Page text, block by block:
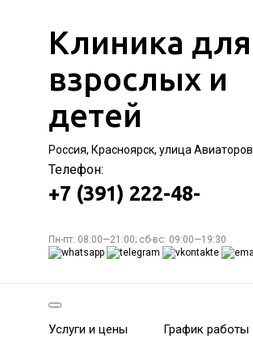
Клиника для
взрослых и
детей
Россия, Красноярск, улица Авиаторов
Телефон:
+7 (391) 222-48-
Пн-пт: 08:00—21:00; сб-вс: 09:00—19:30
Услуги и цены График работы